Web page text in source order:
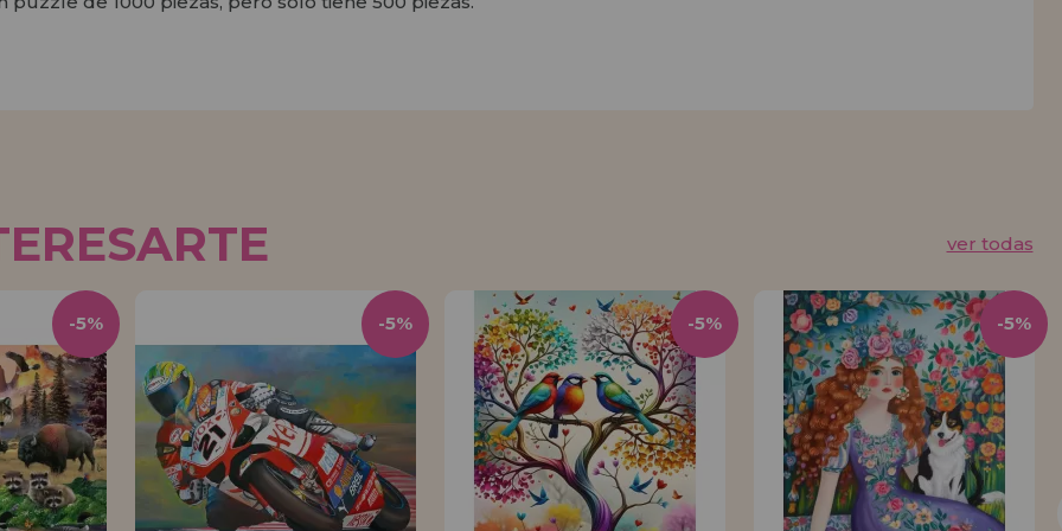
ver todas
-5% -5% -5% -5%